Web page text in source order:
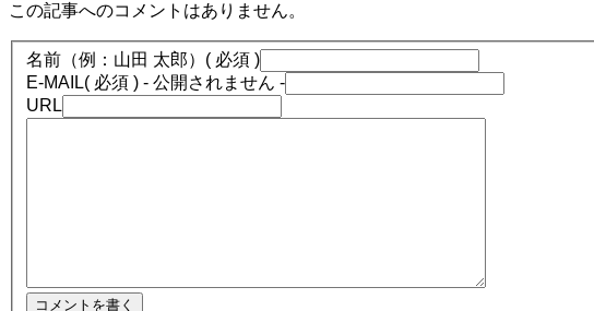
この記事へのコメントはありません。
名前（例：山田 太郎） ( 必須 )
E-MAIL( 必須 ) - 公開されません -
URL